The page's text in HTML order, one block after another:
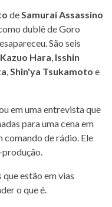
deSamurai Assassino
dublê de Goro
São seis
Kazuo Hara, Isshin
,Shin'ya Tsukamoto e
em uma entrevista que
para uma cena em
comando de rádio. Ele
produção.
estão em vias
o que é.